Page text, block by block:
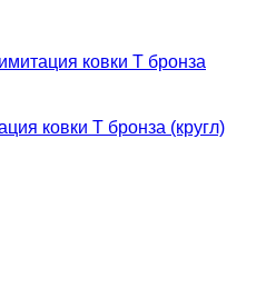
ковки Т бронза (кругл)